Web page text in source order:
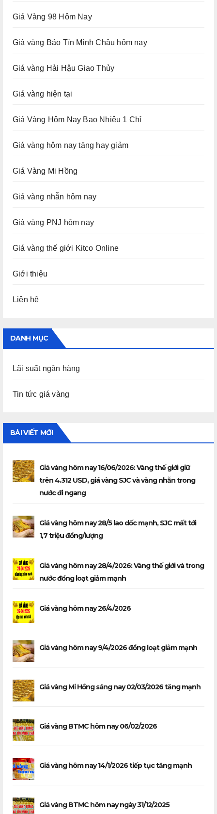
Giá Vàng 98 Hôm Nay
Giá vàng Bảo Tín Minh Châu hôm nay
Giá vàng Hải Hậu Giao Thủy
Giá vàng hiện tại
Giá Vàng Hôm Nay Bao Nhiêu 1 Chỉ
Giá vàng hôm nay tăng hay giảm
Giá Vàng Mi Hồng
Giá vàng nhẫn hôm nay
Giá vàng PNJ hôm nay
Giá vàng thế giới Kitco Online
Giới thiệu
Liên hệ
DANH MỤC
Lãi suất ngân hàng
Tin tức giá vàng
BÀI VIẾT MỚI
Giá vàng hôm nay 16/06/2026: Vàng thế giới giữ
trên 4.312 USD, giá vàng SJC và vàng nhẫn trong
nước đi ngang
Giá vàng hôm nay 28/5 lao dốc mạnh, SJC mất tới
1,7 triệu đồng/lượng
Giá vàng hôm nay 28/4/2026: Vàng thế giới và trong
nước đồng loạt giảm mạnh
Giá vàng hôm nay 26/4/2026
Giá vàng hôm nay 9/4/2026 đồng loạt giảm mạnh
Giá vàng Mi Hồng sáng nay 02/03/2026 tăng mạnh
Giá vàng BTMC hôm nay 06/02/2026
Giá vàng hôm nay 14/1/2026 tiếp tục tăng mạnh
Giá vàng BTMC hôm nay ngày 31/12/2025